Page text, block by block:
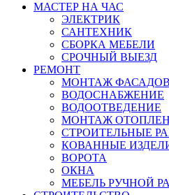
МАСТЕР НА ЧАС
ЭЛЕКТРИК
САНТЕХНИК
СБОРКА МЕБЕЛИ
СРОЧНЫЙ ВЫЕЗД
РЕМОНТ
МОНТАЖ ФАСАДОВ
ВОДОСНАБЖЕНИЕ
ВОДООТВЕДЕНИЕ
МОНТАЖ
СТРОИТЕЛЬНЫЕ
КОВАННЫЕ
ВОРОТА
ОКНА
МЕБЕЛЬ РУЧНОЙ